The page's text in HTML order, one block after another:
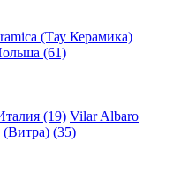
(Тау Керамика)
(61)
(19) Vilar Albaro
(Витра) (35)